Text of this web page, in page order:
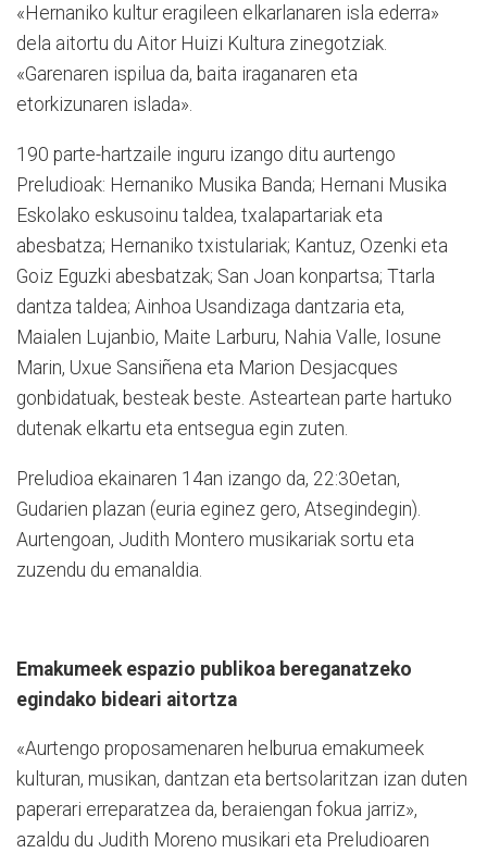
«Hernaniko kultur eragileen elkarlanaren isla ederra»
dela aitortu du Aitor Huizi Kultura zinegotziak.
«Garenaren ispilua da, baita iraganaren eta
etorkizunaren islada».
190 parte-hartzaile inguru izango ditu aurtengo
Preludioak: Hernaniko Musika Banda; Hernani Musika
Eskolako eskusoinu taldea, txalapartariak eta
abesbatza; Hernaniko txistulariak; Kantuz, Ozenki eta
Goiz Eguzki abesbatzak; San Joan konpartsa; Ttarla
dantza taldea; Ainhoa Usandizaga dantzaria eta,
Maialen Lujanbio, Maite Larburu, Nahia Valle, Iosune
Marin, Uxue Sansiñena eta Marion Desjacques
gonbidatuak, besteak beste. Asteartean parte hartuko
dutenak elkartu eta entsegua egin zuten.
Preludioa ekainaren 14an izango da, 22:30etan,
Gudarien plazan (euria eginez gero, Atsegindegin).
Aurtengoan, Judith Montero musikariak sortu eta
zuzendu du emanaldia.
Emakumeek espazio publikoa bereganatzeko
egindako bideari aitortza
«Aurtengo proposamenaren helburua emakumeek
kulturan, musikan, dantzan eta bertsolaritzan izan duten
paperari erreparatzea da, beraiengan fokua jarriz»,
azaldu du Judith Moreno musikari eta Preludioaren